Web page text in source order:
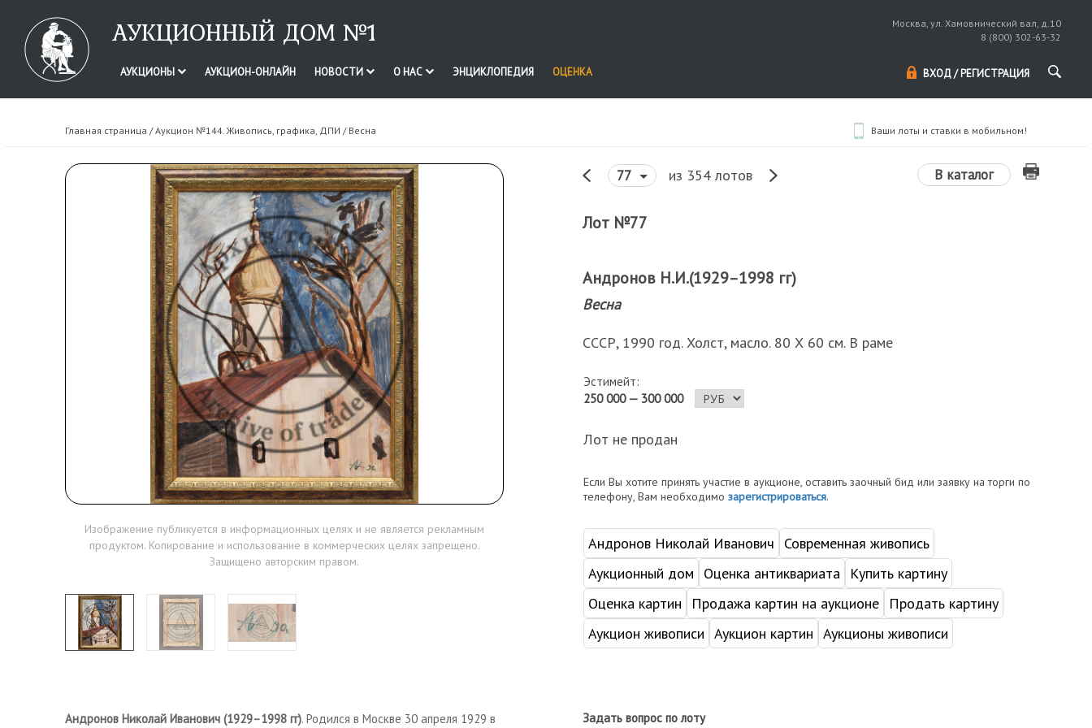
АУКЦИОННЫЙ ДОМ №1
Москва, ул. Хамовнический вал, д.10
8 (800) 302-63-32
АУКЦИОНЫ АУКЦИОН-ОНЛАЙН НОВОСТИ О НАС ЭНЦИКЛОПЕДИЯ ОЦЕНКА ВХОД / РЕГИСТРАЦИЯ
Главная страница /Аукцион №144. Живопись, графика, ДПИ / Весна Ваши лоты и ставки в мобильном!
Изображение публикуется в информационных целях и не является рекламным
продуктом. Копирование и использование в коммерческих целях запрещено.
Защищено авторским правом.
77 из 354 лотов В каталог
Лот №77
Андронов Н.И.(1929–1998 гг)
Весна
СССР, 1990 год. Холст, масло. 80 Х 60 см. В раме
Эстимейт:
250 000 — 300 000
Лот не продан
Если Вы хотите принять участие в аукционе, оставить заочный бид или заявку на торги по
телефону, Вам необходимо зарегистрироваться.
Андронов Николай Иванович
Современная живопись
Аукционный дом
Оценка антиквариата
Купить картину
Оценка картин
Продажа картин на аукционе
Продать картину
Аукцион живописи Аукцион картин Аукционы живописи
Андронов Николай Иванович (1929–1998 гг). Родился в Москве 30 апреля 1929 в
Задать вопрос по лоту